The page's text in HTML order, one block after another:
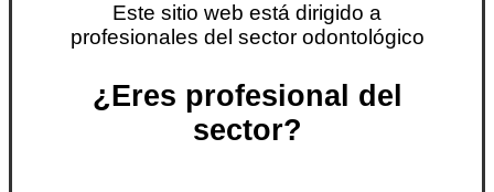
Este sitio web está dirigido a
profesionales del sector odontológico
¿Eres profesional del
sector?